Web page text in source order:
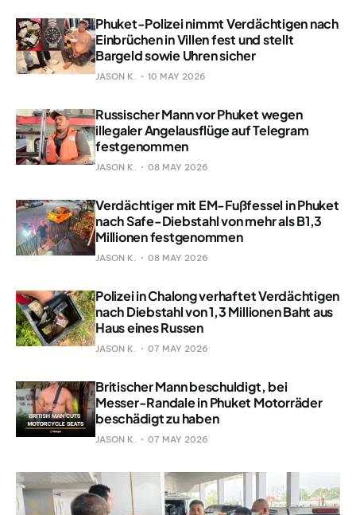
Phuket-Polizei nimmt Verdächtigen nach
Einbrüchen in Villen fest und stellt
Bargeld sowie Uhren sicher
JASON K. 10 MAY 2026
Russischer Mann vor Phuket wegen
illegaler Angelausflüge auf Telegram
festgenommen
JASON K. 08 MAY 2026
Verdächtiger mit EM-Fußfessel in Phuket
nach Safe-Diebstahl von mehr als B1,3
Millionen festgenommen
JASON K. 08 MAY 2026
Polizei in Chalong verhaftet Verdächtigen
nach Diebstahl von 1,3 Millionen Baht aus
Haus eines Russen
JASON K. 07 MAY 2026
Britischer Mann beschuldigt, bei
Messer-Randale in Phuket Motorräder
beschädigt zu haben
JASON K. 07 MAY 2026